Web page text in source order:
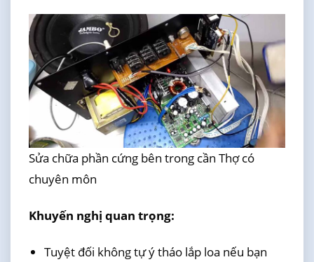
Sửa chữa phần cứng bên trong cần Thợ có
chuyên môn
Khuyến nghị quan trọng:
Tuyệt đối không tự ý tháo lắp loa nếu bạn